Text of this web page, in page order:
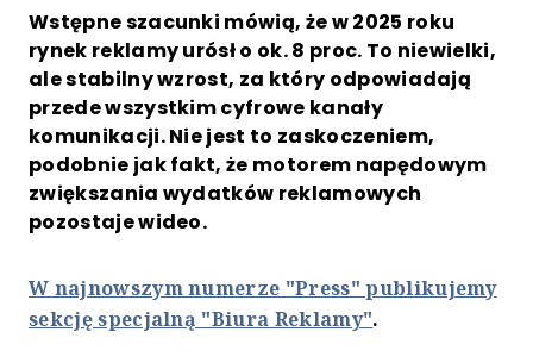
Wstępne szacunki mówią, że w 2025 roku
rynek reklamy urósł o ok. 8 proc. To niewielki,
ale stabilny wzrost, za który odpowiadają
przede wszystkim cyfrowe kanały
komunikacji. Nie jest to zaskoczeniem,
podobnie jak fakt, że motorem napędowym
zwiększania wydatków reklamowych
pozostaje wideo.
W najnowszym numerze "Press" publikujemy
sekcję specjalną "Biura Reklamy".